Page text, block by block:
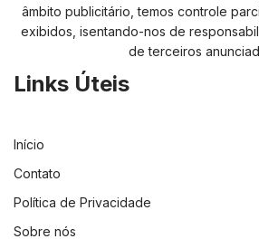
âmbito publicitário, temos controle
exibidos, isentando-nos de
de terceiros
Links Úteis
Início
Contato
Política de Privacidade
Sobre nós